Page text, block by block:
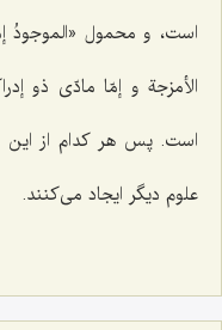
است، و محمول
الأمزجة و إمّا مادّی ذو
است. پس هر کدام از این
علوم دیگر ایجاد می‌کنند.